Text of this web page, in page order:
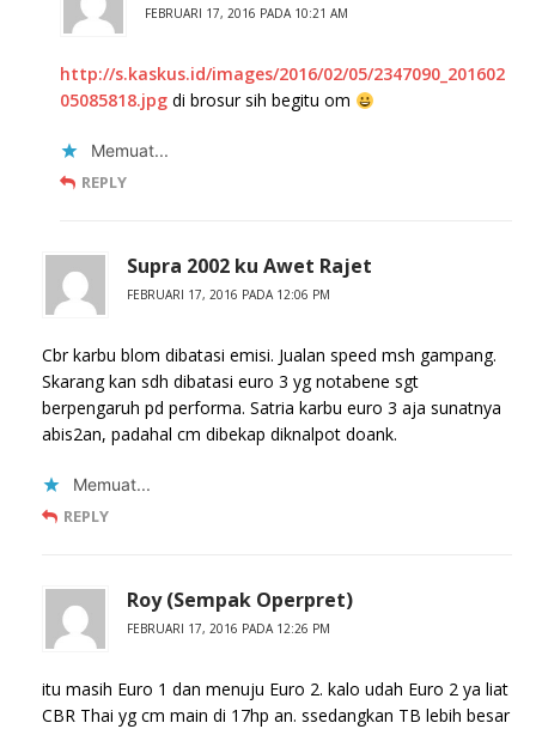
FEBRUARI 17, 2016 PADA 10:21 AM
http://s.kaskus.id/images/2016/02/05/2347090_201602
05085818.jpg di brosur sih begitu om
Memuat...
REPLY
Supra 2002 ku Awet Rajet
FEBRUARI 17, 2016 PADA 12:06 PM
Cbr karbu blom dibatasi emisi. Jualan speed msh gampang.
Skarang kan sdh dibatasi euro 3 yg notabene sgt
berpengaruh pd performa. Satria karbu euro 3 aja sunatnya
abis2an, padahal cm dibekap diknalpot doank.
Memuat...
REPLY
Roy (Sempak Operpret)
FEBRUARI 17, 2016 PADA 12:26 PM
itu masih Euro 1 dan menuju Euro 2. kalo udah Euro 2 ya liat
CBR Thai yg cm main di 17hp an. ssedangkan TB lebih besar